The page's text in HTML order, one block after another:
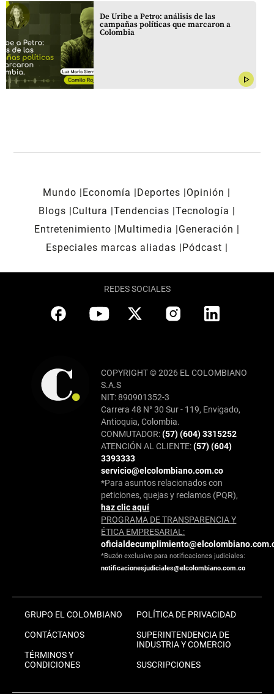
De Uribe a Petro: análisis de las
campañas políticas que marcaron a
Colombia
play_arrow
Mundo Economía Deportes
Opinión
Blogs
Cultura Tendencias Tecnología
Entretenimiento
Multimedia
Generación
Especiales marcas aliadas
Pódcast
REDES SOCIALES
COPYRIGHT © 2026 EL COLOMBIANO
S.A.S
NIT: 890901352-3
Carrera 48 N° 30 Sur - 119, Envigado,
Antioquia, Colombia.
CONMUTADOR:(57) (604) 3315252
ATENCIÓN AL CLIENTE:(57) (604)
3393333
servicio@elcolombiano.com.co
*Para asuntos relacionados con
peticiones, quejas y reclamos (PQR),
haz clic aquí
PROGRAMA DE TRANSPARENCIA Y
ÉTICA EMPRESARIAL:
*Buzón exclusivo para notificaciones judiciales:
notificacionesjudiciales@elcolombiano.com.co
GRUPO EL COLOMBIANO
CONTÁCTANOS
TÉRMINOS Y
CONDICIONES
POLÍTICA DE PRIVACIDAD
SUPERINTENDENCIA DE
INDUSTRIA Y COMERCIO
SUSCRIPCIONES